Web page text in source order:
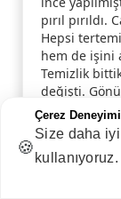
pırıl
Hepsi
hem de işini
Temizlik
değişti.
ihtiyaç
🍪
Çerez Deneyimi
Size daha
kullanıyoruz.